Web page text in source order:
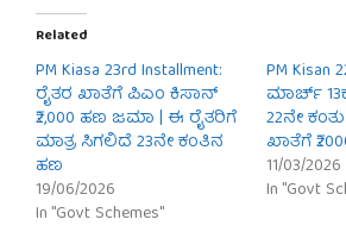
Related
PM Kiasa 23rd Installment:
ರೈತರ ಖಾತೆಗೆ ಪಿಎಂ ಕಿಸಾನ್
₹2,000 ಹಣ ಜಮಾ | ಈ ರೈತರಿಗೆ
ಮಾತ್ರ ಸಿಗಲಿದೆ 23ನೇ ಕಂತಿನ
ಹಣ
19/06/2026
In "Govt Schemes"
PM Kisan
ಮಾರ್ಚ್
22ನೇ
ಖಾತೆಗೆ
11/03/2026
In "Govt